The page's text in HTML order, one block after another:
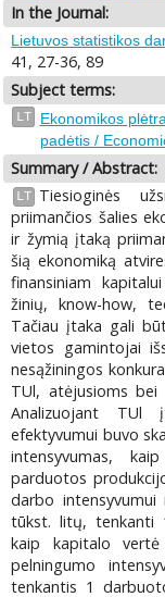
In the Journal:
Lietuvos statistikos
41, 27-36, 89
Subject terms:
LT Ekonomikos
padėtis /
Summary / Abstract:
LT
Tiesioginės
priimančios šalies
ir žymią įtaką
šią ekonomiką
finansiniam
žinių, know-how,
Tačiau įtaka gali
vietos gamintojai
nesąžiningos
TUl, atėjusioms bei
Analizuojant TUl
efektyvumui buvo
intensyvumas,
parduotos
darbo
tūkst. litų, tenkanti
kaip kapitalo
pelningumo
tenkantis 1